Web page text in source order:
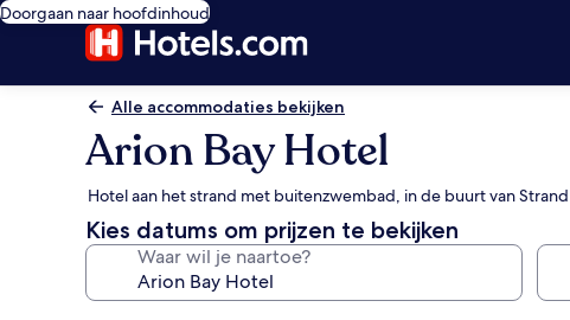
Doorgaan naar hoofdinhoud
Alle accommodaties bekijken
Arion Bay Hotel
Hotel aan het strand met buitenzwembad, in de buurt van Strand
Kies datums om prijzen te bekijken
Waar wil je naartoe?